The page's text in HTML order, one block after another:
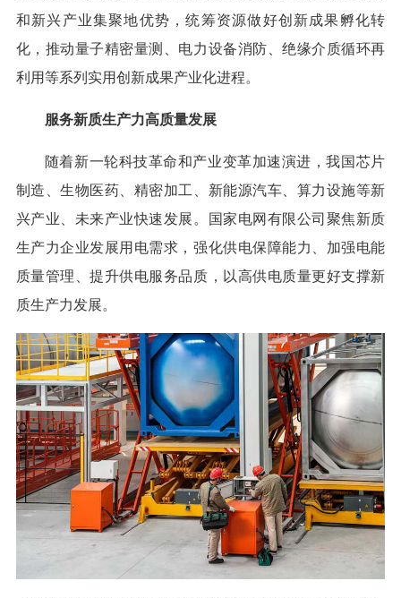
和新兴产业集聚地优势，统筹资源做好创新成果孵化转
化，推动量子精密量测、电力设备消防、绝缘介质循环再
利用等系列实用创新成果产业化进程。
服务新质生产力高质量发展
随着新一轮科技革命和产业变革加速演进，我国芯片
制造、生物医药、精密加工、新能源汽车、算力设施等新
兴产业、未来产业快速发展。国家电网有限公司聚焦新质
生产力企业发展用电需求，强化供电保障能力、加强电能
质量管理、提升供电服务品质，以高供电质量更好支撑新
质生产力发展。